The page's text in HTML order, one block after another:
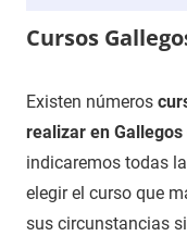
Cursos
20
de
diciembre
2020
Maria
Cursos
en
Salamanca
Existen números
realizar en
indicaremos todas
elegir el curso que
sus circunstancias